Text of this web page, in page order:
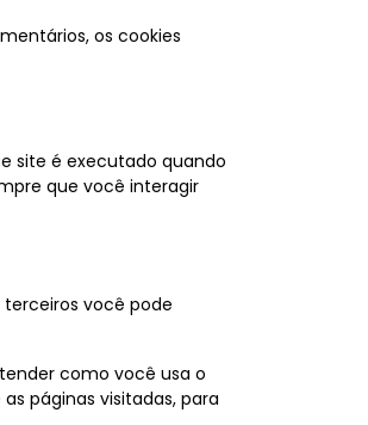
os cookies
site é executado quando
que você interagir
você pode
como você usa o
páginas visitadas, para